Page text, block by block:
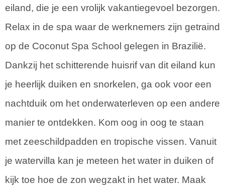
eiland, die je een vrolijk vakantiegevoel bezorgen.
Relax in de spa waar de werknemers zijn getraind
op de Coconut Spa School gelegen in Brazilië.
Dankzij het schitterende huisrif van dit eiland kun
je heerlijk duiken en snorkelen, ga ook voor een
nachtduik om het onderwaterleven op een andere
manier te ontdekken. Kom oog in oog te staan
met zeeschildpadden en tropische vissen. Vanuit
je watervilla kan je meteen het water in duiken of
kijk toe hoe de zon wegzakt in het water. Maak